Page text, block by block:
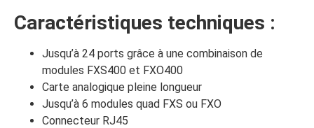
Caractéristiques techniques :
Jusqu’à 24 ports grâce à une combinaison de
modules FXS400 et FXO400
Carte analogique pleine longueur
Jusqu’à 6 modules quad FXS ou FXO
Connecteur RJ45